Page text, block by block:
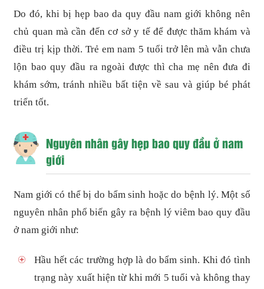
Do đó, khi bị hẹp bao da quy đầu nam giới không nên
chủ quan mà cần đến cơ sở y tế để được thăm khám và
điều trị kịp thời. Trẻ em nam 5 tuổi trở lên mà vẫn chưa
lộn bao quy đầu ra ngoài được thì cha mẹ nên đưa đi
khám sớm, tránh nhiều bất tiện về sau và giúp bé phát
triển tốt.
Nguyên nhân gây hẹp bao quy đầu ở nam
giới
Nam giới có thể bị do bẩm sinh hoặc do bệnh lý. Một số
nguyên nhân phổ biến gây ra bệnh lý viêm bao quy đầu
ở nam giới như:
Hầu hết các trường hợp là do bẩm sinh. Khi đó tình
trạng này xuất hiện từ khi mới 5 tuổi và không thay